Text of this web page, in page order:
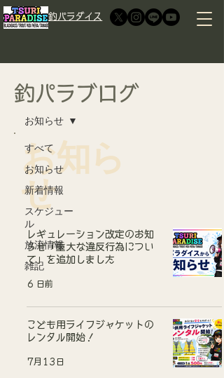
​釣パラダイス
ブログ
すべて
お知らせ
新着情報
スケジュー
ル
放流情報
雑記
お知らせ
お知ら
せ
レギュレーション改定のお知
らせ「重大な違反行為につい
て」を追加しました
6 日前
こども用ライフジャケットの
レンタル開始！
7月13日
​釣パラブログ